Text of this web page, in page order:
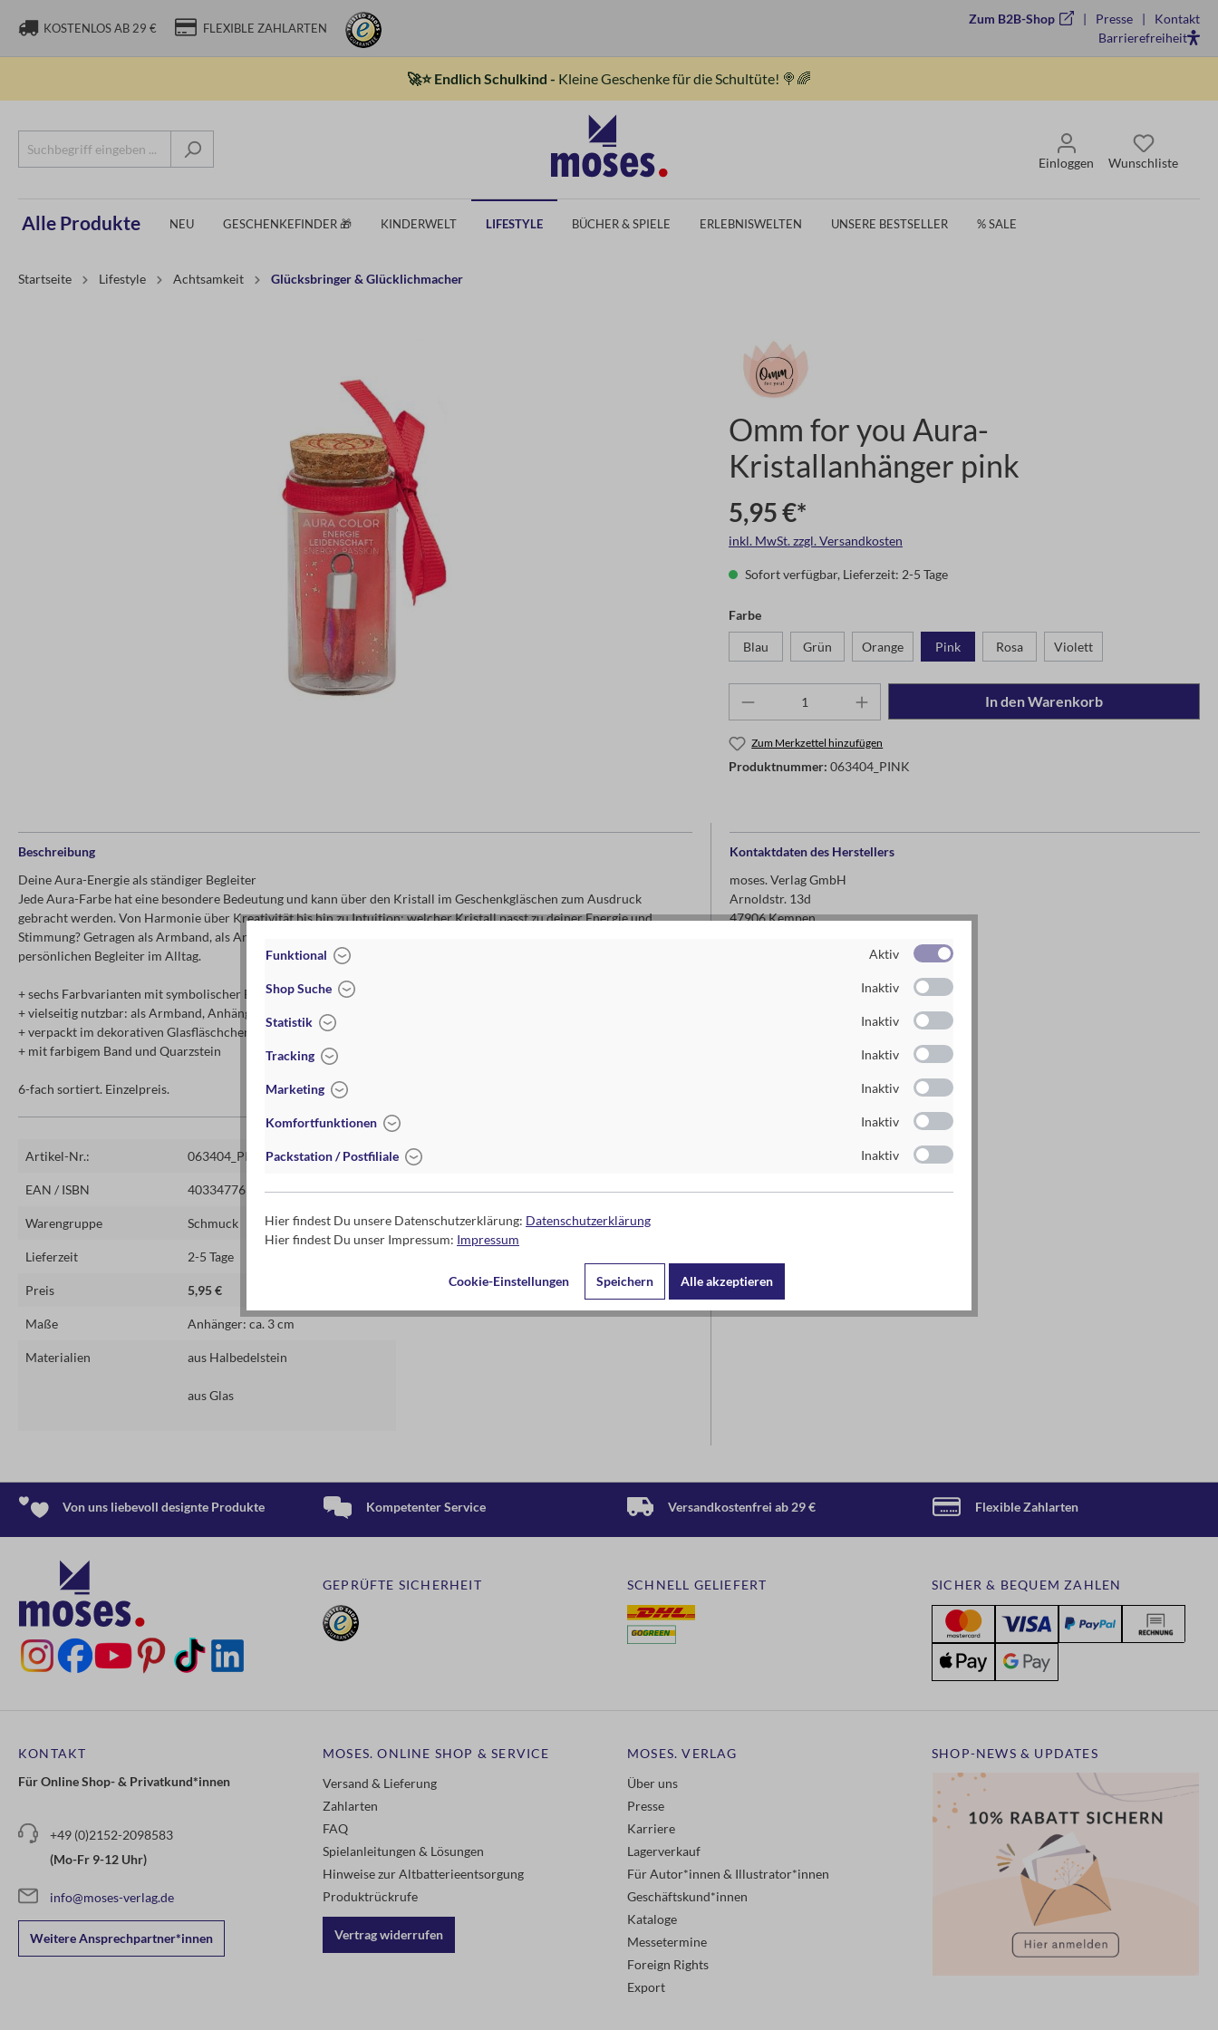
KOSTENLOS AB 29 € FLEXIBLE ZAHLARTEN
Zum B2B-Shop Presse
Kontakt
Barrierefreiheit
🚀⭐ Endlich Schulkind - Kleine Geschenke für die Schultüte! 🍭🌈
Einloggen Wunschliste
Alle Produkte NEU GESCHENKEFINDER 🎁 KINDERWELT LIFESTYLE BÜCHER & SPIELE ERLEBNISWELTEN UNSERE BESTSELLER % SALE
Startseite Lifestyle Achtsamkeit Glücksbringer & Glücklichmacher
Omm for you Aura-
Kristallanhänger pink
5,95 €*
inkl. MwSt. zzgl. Versandkosten
Sofort verfügbar, Lieferzeit: 2-5 Tage
Farbe
Blau Grün Orange Pink Rosa Violett
In den Warenkorb
Zum Merkzettel hinzufügen
Produktnummer: 063404_PINK
Beschreibung
Deine Aura-Energie als ständiger Begleiter
Jede Aura-Farbe hat eine besondere Bedeutung und kann über den Kristall im Geschenkgläschen zum Ausdruck
gebracht werden. Von Harmonie über Kreativität bis hin zu Intuition: welcher Kristall passt zu deiner Energie und
Stimmung? Getragen als Armband, als Anhänger oder in der Verwendung als Lesezeichen wird der Kristall zu einem
persönlichen Begleiter im Alltag.
+ sechs Farbvarianten mit symbolischer Bedeutung
+ vielseitig nutzbar: als Armband, Anhänger oder Lesezeichen
+ verpackt im dekorativen Glasfläschchen
+ mit farbigem Band und Quarzstein
6-fach sortiert. Einzelpreis.
Artikel-Nr.: 063404_PINK
EAN / ISBN 4033477634047
Warengruppe Schmuck
Lieferzeit 2-5 Tage
Preis 5,95 €
Maße Anhänger: ca. 3 cm
Materialien aus Halbedelstein
aus Glas
Kontaktdaten des Herstellers
moses. Verlag GmbH
Arnoldstr. 13d
47906 Kempen
Von uns liebevoll designte Produkte Kompetenter Service Versandkostenfrei ab 29 € Flexible Zahlarten
GEPRÜFTE SICHERHEIT SCHNELL GELIEFERT SICHER & BEQUEM ZAHLEN
KONTAKT
Für Online Shop- & Privatkund*innen
+49 (0)2152-2098583
(Mo-Fr 9-12 Uhr)
info@moses-verlag.de
Weitere Ansprechpartner*innen
MOSES. ONLINE SHOP & SERVICE
Versand & Lieferung
Zahlarten
FAQ
Spielanleitungen & Lösungen
Hinweise zur Altbatterieentsorgung
Produktrückrufe
Vertrag widerrufen
MOSES. VERLAG
Über uns
Presse
Karriere
Lagerverkauf
Für Autor*innen & Illustrator*innen
Geschäftskund*innen
Kataloge
Messetermine
Foreign Rights
Export
SHOP-NEWS & UPDATES
Funktional Aktiv
Shop Suche Inaktiv
Statistik Inaktiv
Tracking Inaktiv
Marketing Inaktiv
Komfortfunktionen Inaktiv
Packstation / Postfiliale Inaktiv
Hier findest Du unsere Datenschutzerklärung: Datenschutzerklärung
Hier findest Du unser Impressum: Impressum
Cookie-Einstellungen Speichern Alle akzeptieren